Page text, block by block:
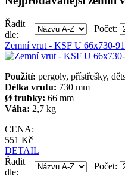
Řadit
dle:
Počet:
Zemní vrut - KSF U 66x730-91
Použití: pergoly, přístřešky,
Délka vrutu: 730 mm
Ø trubky: 66 mm
Váha: 2,7 kg
CENA:
551 Kč
DETAIL
Řadit
dle:
Počet: